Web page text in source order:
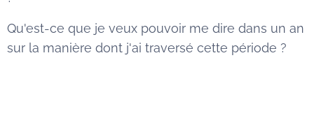
Qu'est-ce que je veux pouvoir me dire dans un an
sur la manière dont j'ai traversé cette période ?